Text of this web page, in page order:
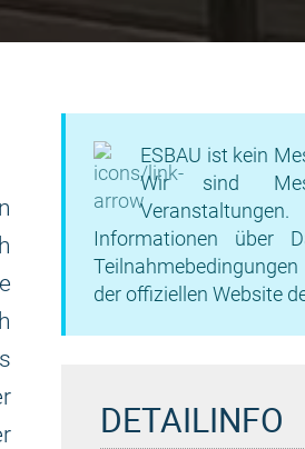
ESBAU ist kein
Wir sind
Informationen über
der offiziellen Website
DETAILINFO